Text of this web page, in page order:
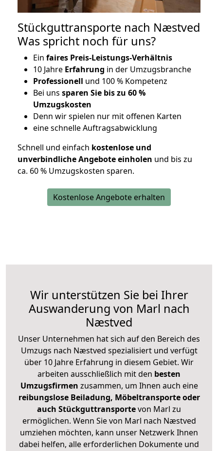
Stückguttransporte nach Næstved
Was spricht noch für uns?
Ein faires Preis-Leistungs-Verhältnis
10 Jahre Erfahrung in der Umzugsbranche
Professionell und 100 % Kompetenz
Bei uns sparen Sie bis zu 60 %
Umzugskosten
Denn wir spielen nur mit offenen Karten
eine schnelle Auftragsabwicklung
Schnell und einfach kostenlose und
unverbindliche Angebote einholen und bis zu
ca. 60 % Umzugskosten sparen.
Kostenlose Angebote erhalten
Wir unterstützen Sie bei Ihrer
Auswanderung von Marl nach
Næstved
Unser Unternehmen hat sich auf den Bereich des
Umzugs nach Næstved spezialisiert und verfügt
über 10 Jahre Erfahrung in diesem Gebiet. Wir
arbeiten ausschließlich mit den besten
Umzugsfirmen zusammen, um Ihnen auch eine
reibungslose Beiladung, Möbeltransporte oder
auch Stückguttransportevon Marl zu
ermöglichen. Wenn Sie von Marl nach Næstved
umziehen möchten, kann unser Netzwerk Ihnen
dabei helfen, alle erforderlichen Dokumente und